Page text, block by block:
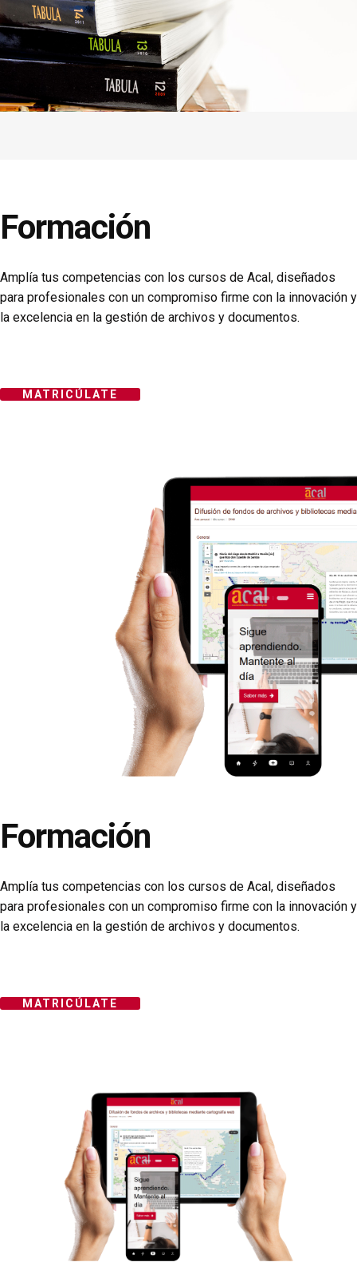
Formación
Amplía tus competencias con los cursos de Acal, diseñados
para profesionales con un compromiso firme con la innovación y
la excelencia en la gestión de archivos y documentos.
MATRICÚLATE
Formación
Amplía tus competencias con los cursos de Acal, diseñados
para profesionales con un compromiso firme con la innovación y
la excelencia en la gestión de archivos y documentos.
MATRICÚLATE